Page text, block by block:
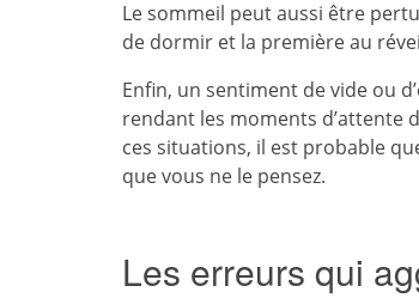
Le sommeil peut aussi être
de dormir et la première au
Enfin, un sentiment de vide ou
rendant les moments d’attente
ces situations, il est probable
que vous ne le pensez.
Les erreurs qui